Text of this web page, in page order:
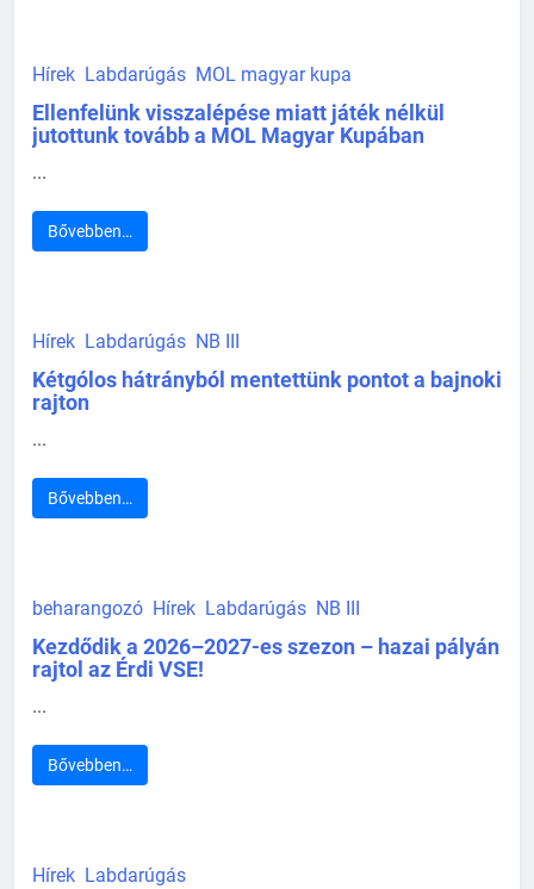
Hírek Labdarúgás MOL magyar kupa
Ellenfelünk visszalépése miatt játék nélkül
jutottunk tovább a MOL Magyar Kupában
...
Bővebben…
Hírek Labdarúgás NB III
Kétgólos hátrányból mentettünk pontot a bajnoki
rajton
...
Bővebben…
beharangozó Hírek Labdarúgás NB III
Kezdődik a 2026–2027-es szezon – hazai pályán
rajtol az Érdi VSE!
...
Bővebben…
Hírek Labdarúgás